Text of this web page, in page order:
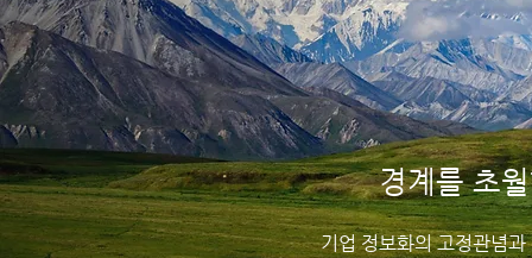
경계를 초
기업 정보화의 고정관념